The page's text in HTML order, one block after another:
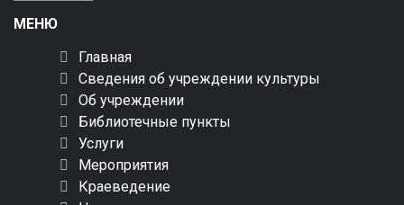
МЕНЮ
Главная
Сведения об учреждении культуры
Об учреждении
Библиотечные пункты
Услуги
Мероприятия
Краеведение